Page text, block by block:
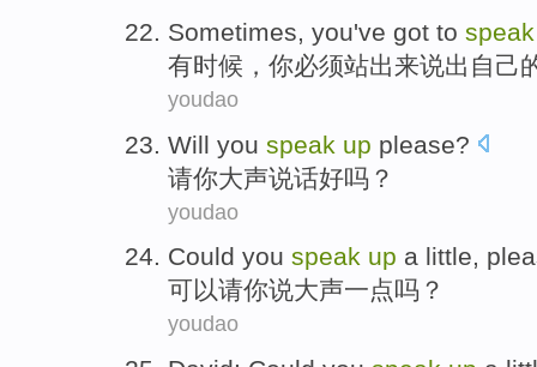
Sometimes, you've got to speak
有时候 ， 你必须站出来说出自己
youdao
Will you speak up please?
请你大声说话好吗？
youdao
Could you speak up a little,
可以请你说大声一点吗？
youdao